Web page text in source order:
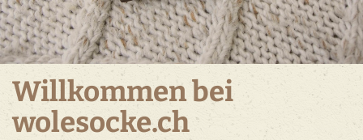
Willkommen bei
wolesocke.ch